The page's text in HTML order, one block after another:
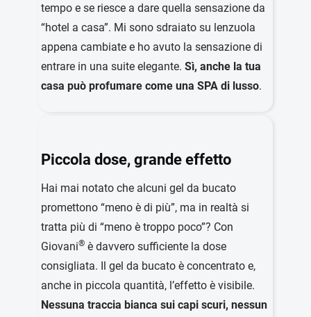
tempo e se riesce a dare quella sensazione da
“hotel a casa”. Mi sono sdraiato su lenzuola
appena cambiate e ho avuto la sensazione di
entrare in una suite elegante. Sì, anche la tua
casa può profumare come una SPA di lusso.
Piccola dose, grande effetto
Hai mai notato che alcuni gel da bucato
promettono “meno è di più”, ma in realtà si
tratta più di “meno è troppo poco”? Con
Giovani® è davvero sufficiente la dose
consigliata. Il gel da bucato è concentrato e,
anche in piccola quantità, l’effetto è visibile.
Nessuna traccia bianca sui capi scuri, nessun